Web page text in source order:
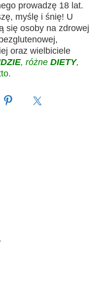
prowadzę 18 lat.
myślę i śnię! U
się osoby na zdrowej
oraz wielbiciele
, różne DIETY,